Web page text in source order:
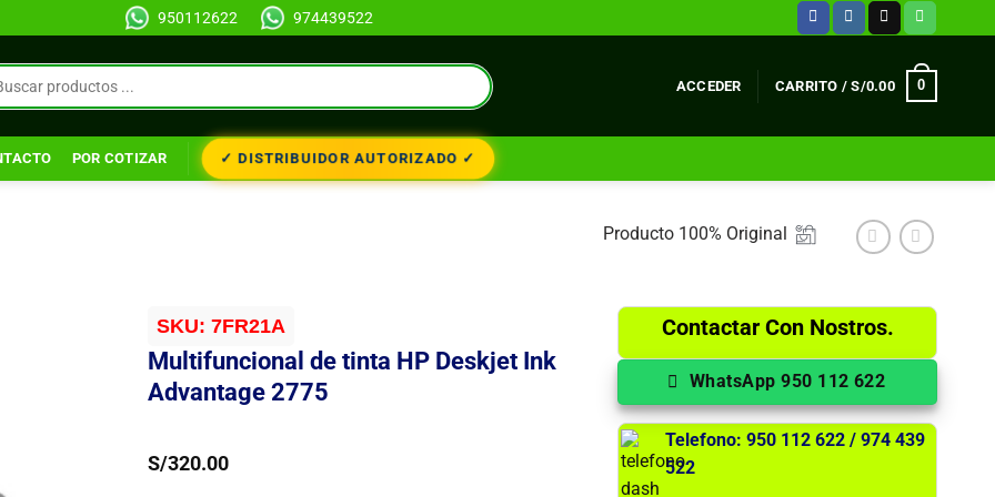
950112622 974439522
ACCEDER CARRITO /S/0.00 0
POR COTIZAR ✓ DISTRIBUIDOR AUTORIZADO ✓
Producto 100% Original
SKU: 7FR21A
Multifuncional de tinta HP Deskjet Ink
Advantage 2775
S/320.00
Contactar Con Nostros.
WhatsApp 950 112 622
Telefono: 950 112 622 / 974 439
522